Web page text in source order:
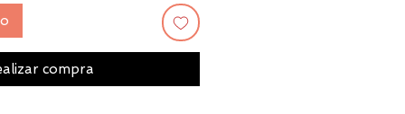
compra